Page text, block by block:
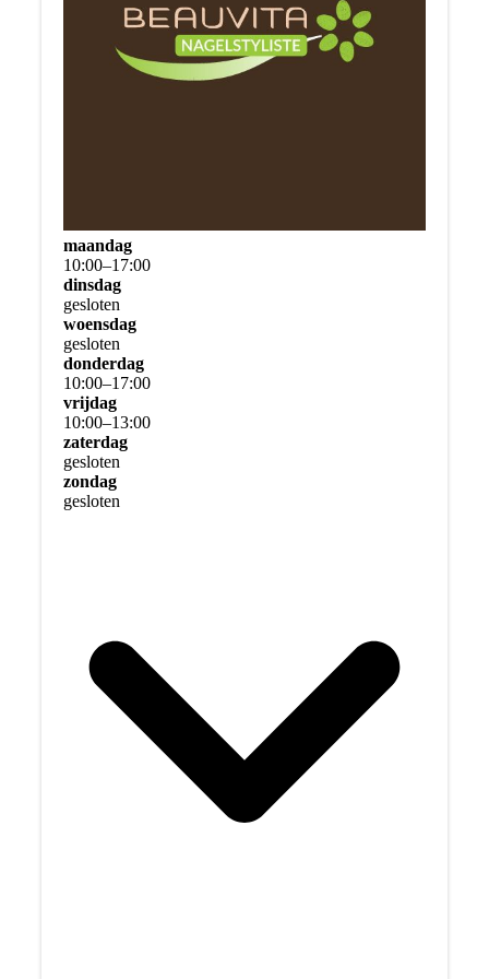
maandag
10:00–17:00
dinsdag
gesloten
woensdag
gesloten
donderdag
10:00–17:00
vrijdag
10:00–13:00
zaterdag
gesloten
zondag
gesloten